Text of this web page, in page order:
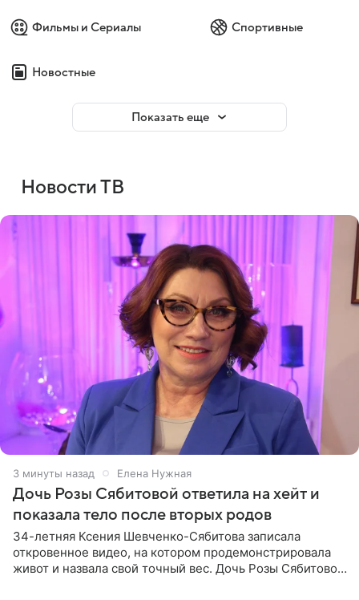
Фильмы и Сериалы Спортивные
Новостные
Показать еще
Новости ТВ
3 минуты назад Елена Нужная
Дочь Розы Сябитовой ответила на хейт и
показала тело после вторых родов
34-летняя Ксения Шевченко-Сябитова записала
откровенное видео, на котором продемонстрировала
живот и назвала свой точный вес. Дочь Розы Сябитовой